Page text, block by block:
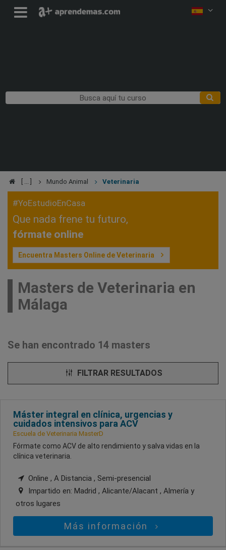
Mundo Animal Veterinaria
#YoEstudioEnCasa
Que nada frene tu futuro,
fórmate online
Encuentra Masters Online de Veterinaria
Masters de Veterinaria en
Málaga
Se han encontrado 14 masters
FILTRAR RESULTADOS
Máster integral en clínica, urgencias y
cuidados intensivos para ACV
Escuela de Veterinaria MasterD
Fórmate como ACV de alto rendimiento y salva vidas en la
clínica veterinaria.
Online , A Distancia , Semi-presencial
Impartido en: Madrid , Alicante/Alacant , Almería y
otros lugares
Más información